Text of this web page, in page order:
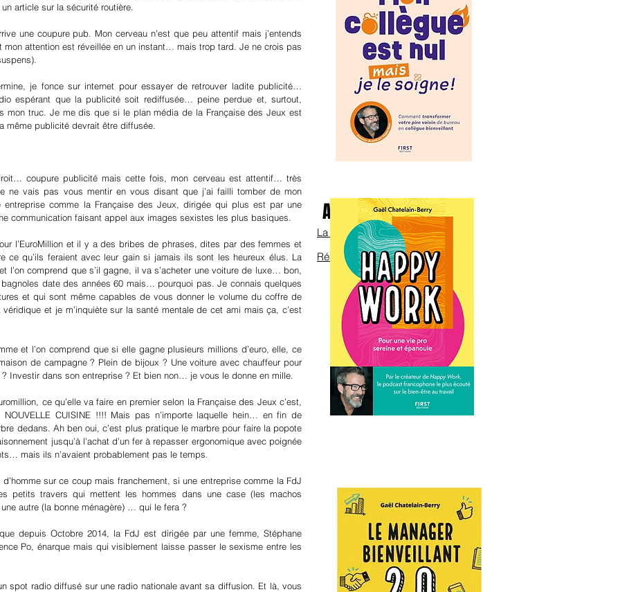
article sur la sécurité routière.
une coupure pub. Mon cerveau n’est que peu attentif mais j’entends
mon attention est réveillée en un instant… mais trop tard. Je ne crois pas
je fonce sur internet pour essayer de retrouver ladite publicité…
espérant que la publicité soit rediffusée… peine perdue et, surtout,
mon truc. Je me dis que si le plan média de la Française des Jeux est
même publicité devrait être diffusée.
coupure publicité mais cette fois, mon cerveau est attentif… très
ne vais pas vous mentir en vous disant que j’ai failli tomber de mon
entreprise comme la Française des Jeux, dirigée qui plus est par une
communication faisant appel aux images sexistes les plus basiques.
l’EuroMillion et il y a des bribes de phrases, dites par des femmes et
ce qu’ils feraient avec leur gain si jamais ils sont les heureux élus. La
l’on comprend que s’il gagne, il va s’acheter une voiture de luxe… bon,
date des années 60 mais… pourquoi pas. Je connais quelques
et qui sont même capables de vous donner le volume du coffre de
et je m’inquiète sur la santé mentale de cet ami mais ça, c’est
et l’on comprend que si elle gagne plusieurs millions d’euro, elle, ce
de campagne ? Plein de bijoux ? Une voiture avec chauffeur pour
Investir dans son entreprise ? Et bien non… je vous le donne en mille.
ce qu’elle va faire en premier selon la Française des Jeux c’est,
NOUVELLE CUISINE !!!! Mais pas n’importe laquelle hein… en fin de
dedans. Ah ben oui, c’est plus pratique le marbre pour faire la popote
jusqu’à l’achat d’un fer à repasser ergonomique avec poignée
mais ils n’avaient probablement pas le temps.
sur ce coup mais franchement, si une entreprise comme la FdJ
petits travers qui mettent les hommes dans une case (les machos
autre (la bonne ménagère) … qui le fera ?
depuis Octobre 2014, la FdJ est dirigée par une femme, Stéphane
Po, énarque mais qui visiblement laisse passer le sexisme entre les
spot radio diffusé sur une radio nationale avant sa diffusion. Et là, vous
La bande annonce
Avec Bob sur scène
Réservez les billets